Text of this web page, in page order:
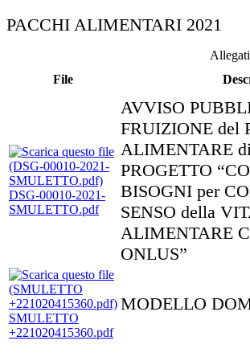
PACCHI ALIMENTARI 2021
File
DSG-00010-2021-
SMULETTO.pdf
AVVISO
FRUIZIONE del
ALIMENTARE
PROGETTO
BISOGNI per
SENSO della
ALIMENTARE
ONLUS”
SMULETTO
+221020415360.pdf
MODELLO